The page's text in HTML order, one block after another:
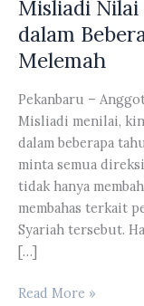
Misliadi Nilai
dalam
Melemah
Pekanbaru –
Misliadi menilai,
dalam beberapa
minta semua
tidak hanya
membahas terkait
Syariah tersebut.
[…]
Misliadi
Read More »